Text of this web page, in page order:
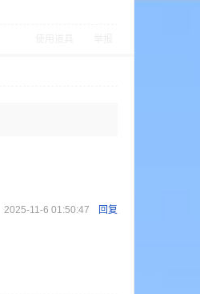
2025-11-6 01:50:47 回复